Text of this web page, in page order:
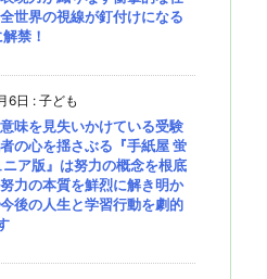
全世界の視線が釘付けになる
禁！
6日 : 子ども
味を見失いかけている受験
の心を揺さぶる『手紙屋 蛍
ニア版』は努力の概念を根底
力の本質を鮮烈に解き明か
後の人生と学習行動を劇的